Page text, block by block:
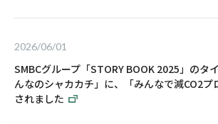
2026/06/01
SMBCグループ「STORY BOOK 2025」のタ
んなのシャカカチ」に、「みんなで減CO2プ
されました